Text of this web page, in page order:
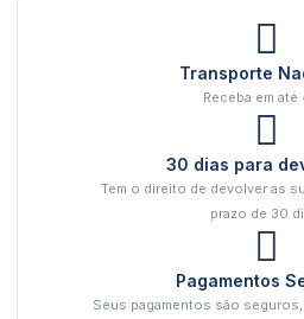
Transporte
Receba em até
30 dias para
Tem o direito de devolver as
prazo de 30
Pagamentos
Seus pagamentos são